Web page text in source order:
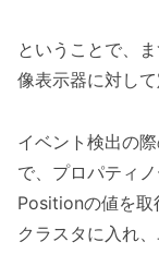
ということで、
像表示器に対して
イベント検出の
で、プロパティ
Positionの値を
クラスタに入れ